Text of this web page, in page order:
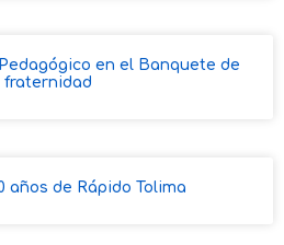
en el Banquete de
fraternidad
años de Rápido Tolima